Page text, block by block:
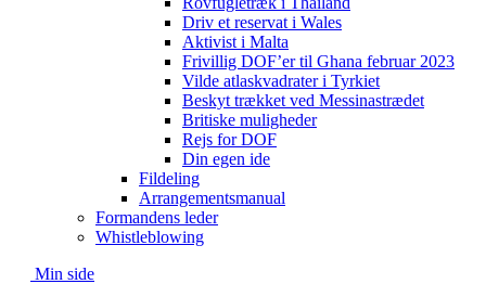
Driv et reservat i Wales
Aktivist i Malta
Frivillig DOF’er til Ghana februar 2023
Vilde atlaskvadrater i Tyrkiet
Beskyt trækket ved Messinastrædet
Britiske muligheder
Rejs for DOF
Din egen ide
Fildeling
Arrangementsmanual
Formandens leder
Whistleblowing
Min side